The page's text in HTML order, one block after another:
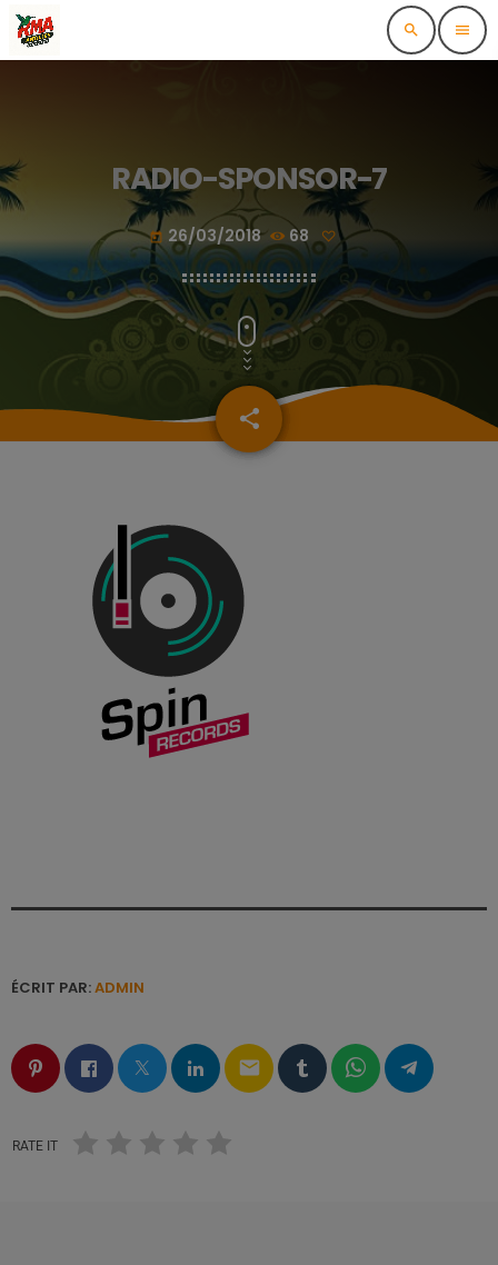
search menu
RADIO-SPONSOR-7
today 26/03/2018 68
share
email
ÉCRIT PAR:ADMIN
email
RATE IT